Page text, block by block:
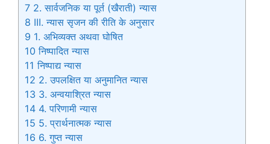
7 2. सार्वजनिक या पूर्त (खैराती) न्यास
8 III. न्यास सृजन की रीति के अनुसार
9 1. अभिव्यक्त अथवा घोषित
10 निष्पादित न्यास
11 निष्पाद्य न्यास
12 2. उपलक्षित या अनुमानित न्यास
13 3. अन्वयाश्रित न्यास
14 4. परिणामी न्यास
15 5. प्रार्थनात्मक न्यास
16 6. गुप्त न्यास